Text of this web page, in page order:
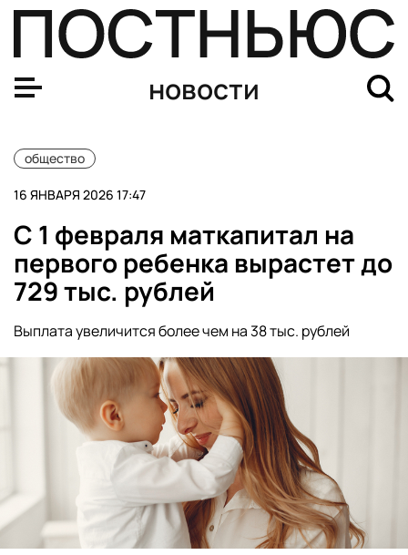
новости
общество
16 ЯНВАРЯ 2026 17:47
С 1 февраля маткапитал на
первого ребенка вырастет до
729 тыс. рублей
Выплата увеличится более чем на 38 тыс. рублей
Проект TV2 Media внесли в реестр иноагентов